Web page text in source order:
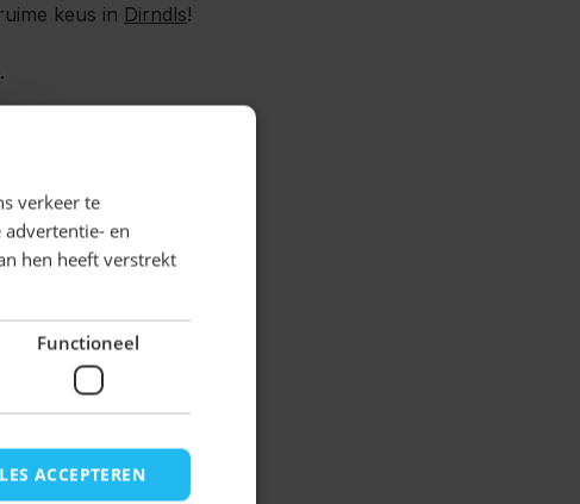
keus in Dirndls!
vandaag bestellen, Morgen
verkeer te
en
hen heeft verstrekt
Functioneel
ACCEPTEREN